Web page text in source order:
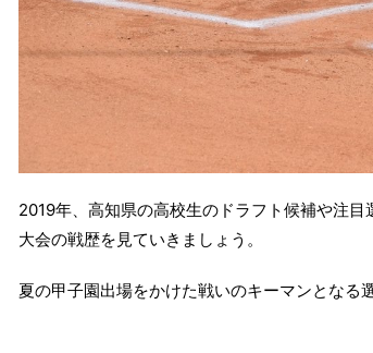
2019年、高知県の高校生のドラフト候補や注
大会の戦歴を見ていきましょう。
夏の甲子園出場をかけた戦いのキーマンとなる